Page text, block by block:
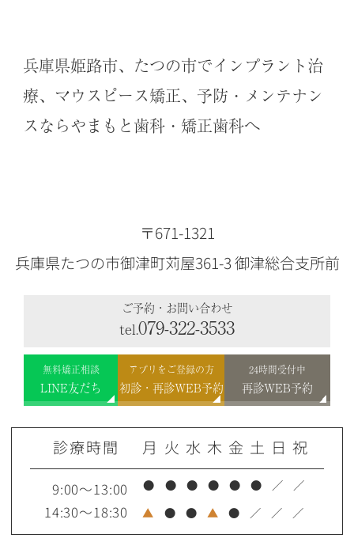
兵庫県姫路市、たつの市でインプラント治
療、マウスピース矯正、予防・メンテナン
スならやまもと歯科・矯正歯科へ
〒671-1321
兵庫県たつの市御津町苅屋361-3 御津総合支所前
ご予約・お問い合わせ
tel.079-322-3533
無料矯正相談
LINE友だち
アプリをご登録の方
初診・再診WEB予約
24時間受付中
再診WEB予約
診療時間 月 火 水 木 金 土 日 祝
9:00～13:00 ● ● ● ● ● ● ／ ／
14:30～18:30 ▲ ● ● ▲ ● ／ ／ ／